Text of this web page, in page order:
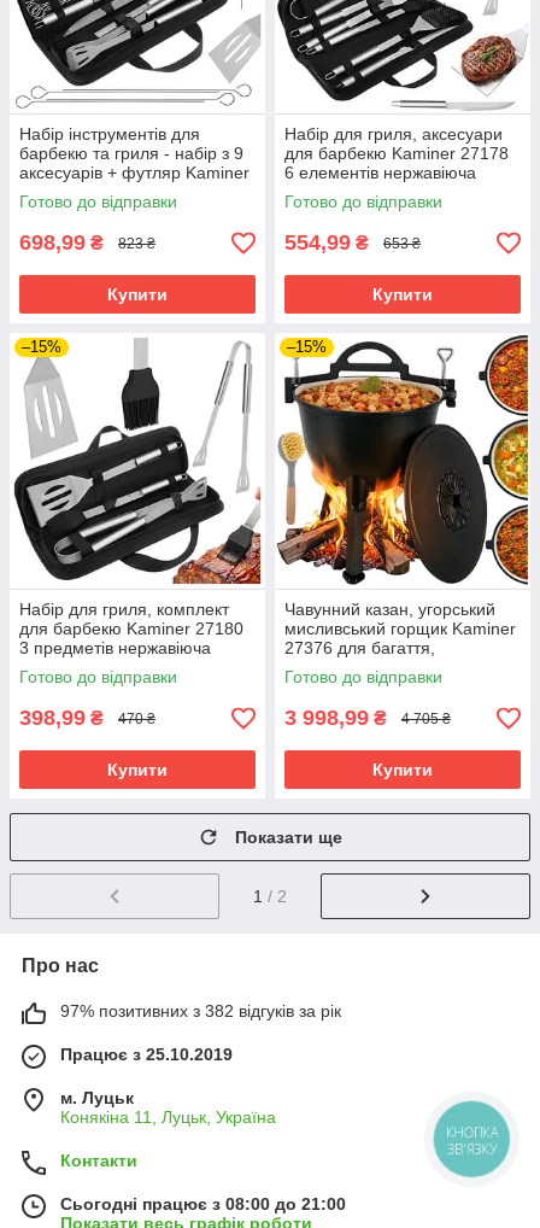
Набір інструментів для
барбекю та гриля - набір з 9
аксесуарів + футляр Kaminer
27184 Польща
Готово до відправки
698,99 ₴ 823 ₴
Купити
Набір для гриля, аксесуари
для барбекю Kaminer 27178
6 елементів нержавіюча
сталь кейс
Готово до відправки
554,99 ₴ 653 ₴
Купити
–15%
Набір для гриля, комплект
для барбекю Kaminer 27180
3 предметів нержавіюча
сталь міцний кейс
Готово до відправки
398,99 ₴ 470 ₴
Купити
–15%
Чавунний казан, угорський
мисливський горщик Kaminer
27376 для багаття,
емальований, стоячий, 10 л
Готово до відправки
3 998,99 ₴ 4 705 ₴
Купити
Показати ще
1 / 2
Про нас
97% позитивних з 382 відгуків за рік
Працює з 25.10.2019
м. Луцьк
Конякіна 11, Луцьк, Україна
Контакти
Сьогодні працює з 08:00 до 21:00
Показати весь графік роботи
КНОПКА
ЗВ'ЯЗКУ